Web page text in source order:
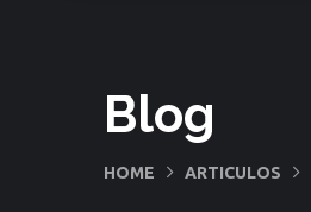
Blog
HOME ARTICULOS